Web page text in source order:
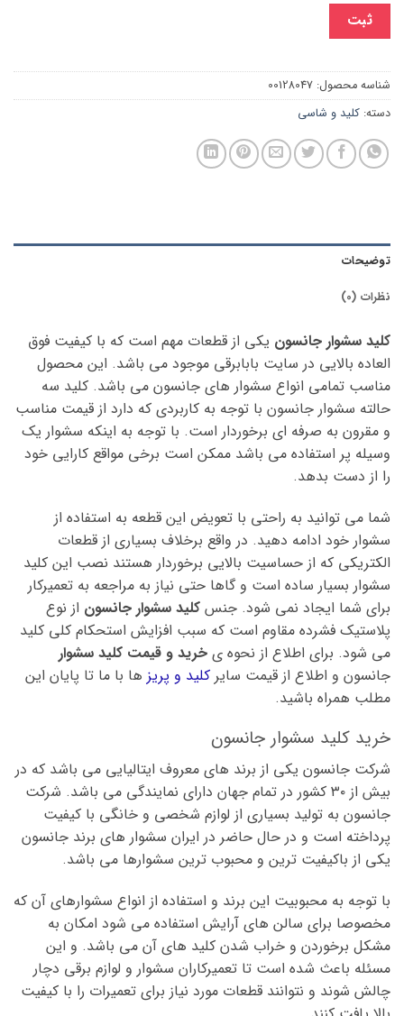
ثبت
شناسه محصول: 00128047
دسته: کلید و شاسی
توضیحات
نظرات (0)
کلید سشوار جانسون یکی از قطعات مهم است که با کیفیت فوق
العاده بالایی در سایت بابابرقی موجود می باشد. این محصول
مناسب تمامی انواع سشوار های جانسون می باشد. کلید سه
حالته سشوار جانسون با توجه به کاربردی که دارد از قیمت مناسب
و مقرون به صرفه ای برخوردار است. با توجه به اینکه سشوار یک
وسیله پر استفاده می باشد ممکن است برخی مواقع کارایی خود
را از دست بدهد.
شما می توانید به راحتی با تعویض این قطعه به استفاده از
سشوار خود ادامه دهید. در واقع برخلاف بسیاری از قطعات
الکتریکی که از حساسیت بالایی برخوردار هستند نصب این کلید
سشوار بسیار ساده است و گاها حتی نیاز به مراجعه به تعمیرکار
برای شما ایجاد نمی شود. جنس کلید سشوار جانسون از نوع
پلاستیک فشرده مقاوم است که سبب افزایش استحکام کلی کلید
می شود. برای اطلاع از نحوه ی خرید و قیمت کلید سشوار
جانسون و اطلاع از قیمت سایر کلید و پریز ها با ما تا پایان این
مطلب همراه باشید.
خرید کلید سشوار جانسون
شرکت جانسون یکی از برند های معروف ایتالیایی می باشد که در
بیش از ۳۰ کشور در تمام جهان دارای نمایندگی می باشد. شرکت
جانسون به تولید بسیاری از لوازم شخصی و خانگی با کیفیت
پرداخته است و در حال حاضر در ایران سشوار های برند جانسون
یکی از باکیفیت ترین و محبوب ترین سشوارها می باشد.
با توجه به محبوبیت این برند و استفاده از انواع سشوارهای آن که
مخصوصا برای سالن های آرایش استفاده می شود امکان به
مشکل برخوردن و خراب شدن کلید های آن می باشد. و این
مسئله باعث شده است تا تعمیرکاران سشوار و لوازم برقی دچار
چالش شوند و نتوانند قطعات مورد نیاز برای تعمیرات را با کیفیت